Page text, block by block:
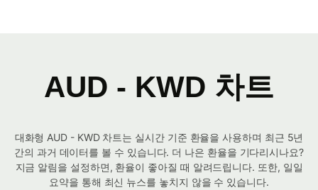
AUD - KWD 차트
대화형 AUD - KWD 차트는 실시간 기준 환율을 사용하며 최근 5년
간의 과거 데이터를 볼 수 있습니다. 더 나은 환율을 기다리시나요?
지금 알림을 설정하면, 환율이 좋아질 때 알려드립니다. 또한, 일일
요약을 통해 최신 뉴스를 놓치지 않을 수 있습니다.